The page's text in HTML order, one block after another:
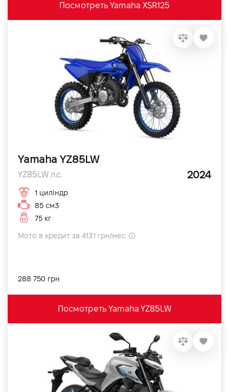
Посмотреть Yamaha XSR125
Yamaha YZ85LW
YZ85LW л.с. 2024
1 циліндр
85 см3
75 кг
Мото в кредит за 4131 грн/мес
288 750 грн
Посмотреть Yamaha YZ85LW